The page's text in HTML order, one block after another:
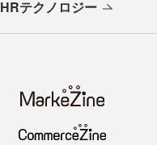
HRテクノロジー